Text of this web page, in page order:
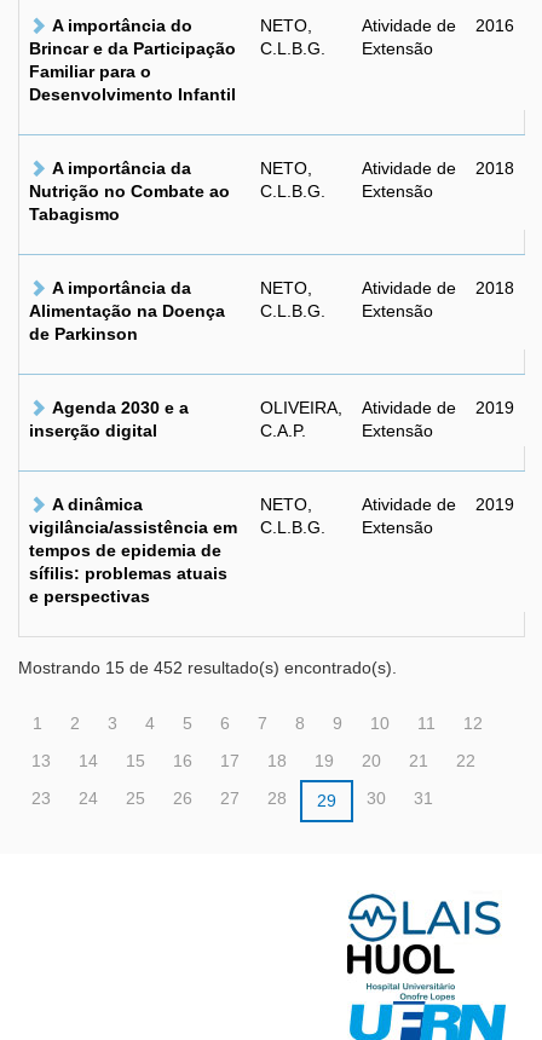
A importância do
Brincar e da Participação
Familiar para o
Desenvolvimento Infantil
NETO,
C.L.B.G.
Atividade de
Extensão
2016
A importância da
Nutrição no Combate ao
Tabagismo
NETO,
C.L.B.G.
Atividade de
Extensão
2018
A importância da
Alimentação na Doença
de Parkinson
NETO,
C.L.B.G.
Atividade de
Extensão
2018
Agenda 2030 e a
inserção digital
OLIVEIRA,
C.A.P.
Atividade de
Extensão
2019
A dinâmica
vigilância/assistência em
tempos de epidemia de
sífilis: problemas atuais
e perspectivas
NETO,
C.L.B.G.
Atividade de
Extensão
2019
Mostrando 15 de 452 resultado(s) encontrado(s).
1 2 3 4 5 6 7 8 9 10 11
12
13
14 15 16 17 18 19 20 21
22
23
24 25 26 27 28 29 30 31